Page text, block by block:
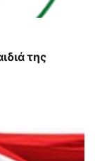
της